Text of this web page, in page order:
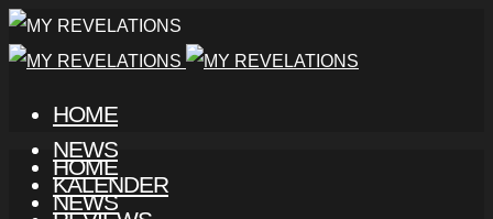
HOME
NEWS
KALENDER
HOME
NEWS